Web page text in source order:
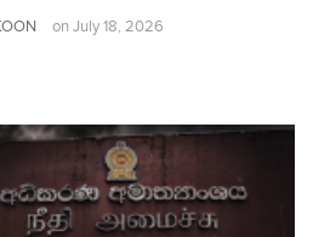
on July 18, 2026